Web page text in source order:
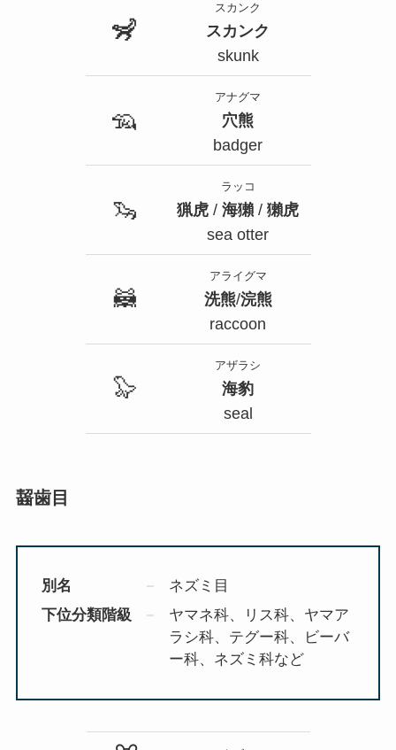
🦨
スカンク
スカンク
skunk
🦡
アナグマ
穴熊
badger
🦦
ラッコ
猟虎 / 海獺 / 獺虎
sea otter
🦝
アライグマ
洗熊/浣熊
raccoon
🦭
アザラシ
海豹
seal
齧歯目
別名
ネズミ目
下位分類階級
ヤマネ科、リス科、ヤマア
ラシ科、テグー科、ビーバ
ー科、ネズミ科など